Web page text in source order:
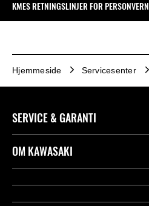
KMES RETNINGSLINJER FOR PERSONVERN
Hjemmeside Servicesenter
SERVICE & GARANTI
Garanti
OM KAWASAKI
Firma